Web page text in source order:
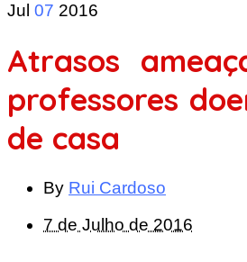
Jul 07 2016
Atrasos
professores
de casa
By Rui Cardoso
7 de Julho de 2016